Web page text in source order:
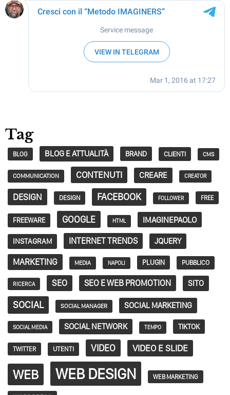
Tag
BLOG BLOG E ATTUALITÀ BRAND CLIENTI CMS
COMMUNICATION CONTENUTI CREARE CREATOR
DESIGN DESIGN FACEBOOK FOLLOWER FREE
FREEWARE GOOGLE HTML IMAGINEPAOLO
INSTAGRAM INTERNET TRENDS JQUERY
MARKETING MEDIA NAPOLI PLUGIN PUBBLICO
RICERCA SEO SEO E WEB PROMOTION SITO
SOCIAL SOCIAL MANAGER SOCIAL MARKETING
SOCIAL MEDIA SOCIAL NETWORK TEMPO TIKTOK
TWITTER UTENTI VIDEO VIDEO E SLIDE
WEB WEB DESIGN WEB MARKETING